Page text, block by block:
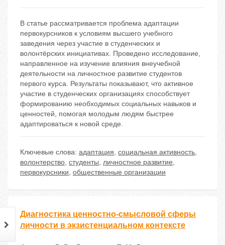
В статье рассматривается проблема адаптации
первокурсников к условиям высшего учебного
заведения через участие в студенческих и
волонтёрских инициативах. Проведено исследование,
направленное на изучение влияния внеучебной
деятельности на личностное развитие студентов
первого курса. Результаты показывают, что активное
участие в студенческих организациях способствует
формированию необходимых социальных навыков и
ценностей, помогая молодым людям быстрее
адаптироваться к новой среде.
Ключевые слова: адаптация, социальная активность,
волонтерство, студенты, личностное развитие,
первокурсники, общественные организации
Диагностика ценностно-смысловой сферы
личности в экзистенциальном контексте